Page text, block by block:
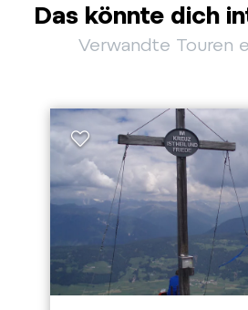
Das könnte dich
Verwandte Touren